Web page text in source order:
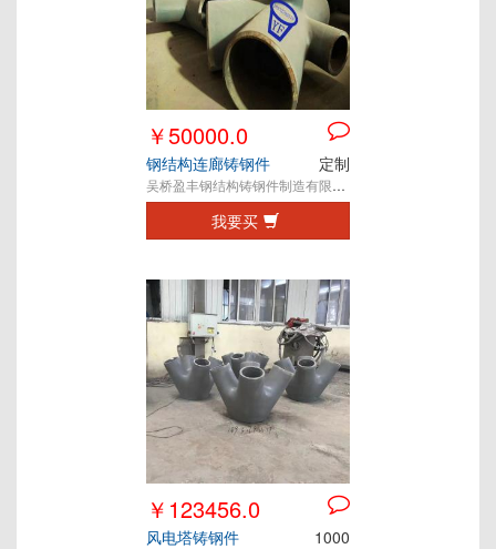
￥50000.0
钢结构连廊铸钢件 定制
吴桥盈丰钢结构铸钢件制造有限公司
我要买
￥123456.0
风电塔铸钢件 1000